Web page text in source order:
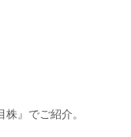
』でご紹介。